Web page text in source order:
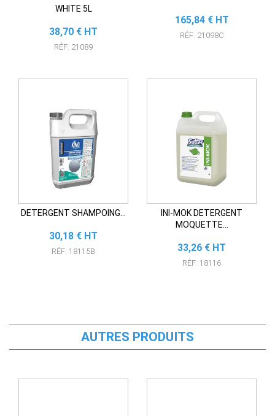
WHITE 5L
Prix
38,70 € HT
RÉF: 21089
Prix
165,84 € HT
RÉF: 21098C
DETERGENT SHAMPOING...
Prix
30,18 € HT
RÉF: 18115B
INI-MOK DETERGENT
MOQUETTE...
Prix
33,26 € HT
RÉF: 18116
AUTRES PRODUITS